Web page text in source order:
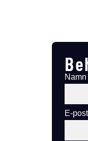
Namn
E-post